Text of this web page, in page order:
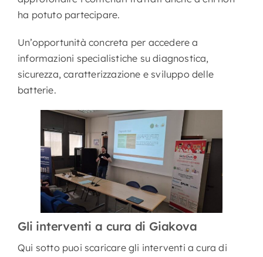
ha potuto partecipare.
Un’opportunità concreta per accedere a
informazioni specialistiche su diagnostica,
sicurezza, caratterizzazione e sviluppo delle
batterie.
Gli interventi a cura di Giakova
Qui sotto puoi scaricare gli interventi a cura di